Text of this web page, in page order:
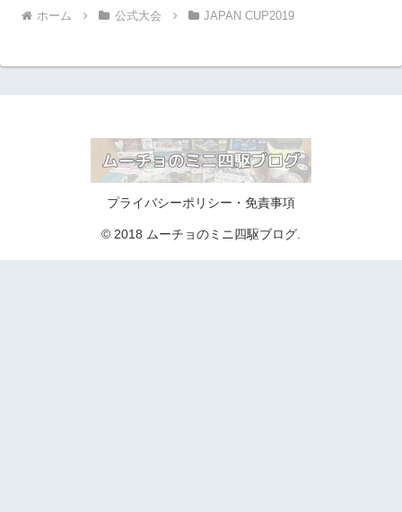
ホーム 公式大会 JAPAN CUP2019
プライバシーポリシー・免責事項
© 2018 ムーチョのミニ四駆ブログ.